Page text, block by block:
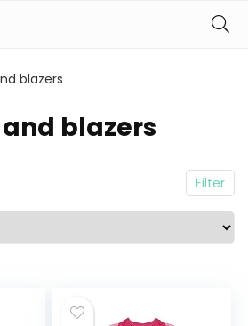
blazers
blazers
Filter